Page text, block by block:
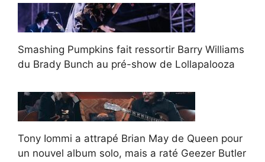
Smashing Pumpkins fait ressortir Barry Williams
du Brady Bunch au pré-show de Lollapalooza
Tony Iommi a attrapé Brian May de Queen pour
un nouvel album solo, mais a raté Geezer Butler